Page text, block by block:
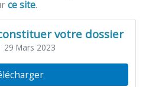
ce site.
votre dossier
| 29 Mars 2023